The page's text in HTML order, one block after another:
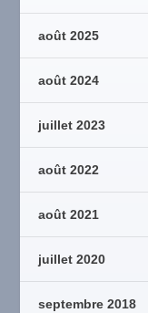
août 2025
août 2024
juillet 2023
août 2022
août 2021
juillet 2020
septembre 2018